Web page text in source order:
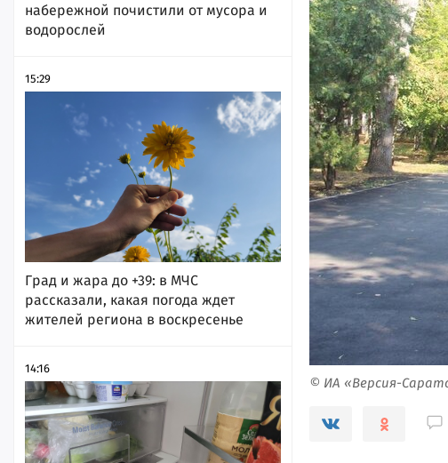
набережной почистили от мусора и
водорослей
15:29
Град и жара до +39: в МЧС
рассказали, какая погода ждет
жителей региона в воскресенье
14:16
© ИА «Версия-